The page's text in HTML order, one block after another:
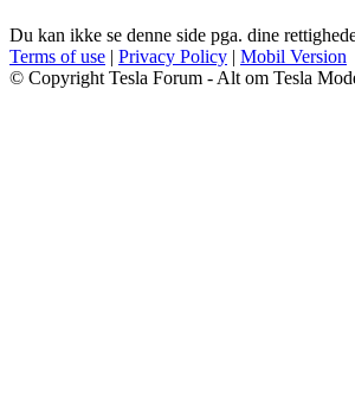
Du kan ikke se denne side pga. dine
Terms of use | Privacy Policy | Mobil Version
© Copyright Tesla Forum - Alt om Tesla